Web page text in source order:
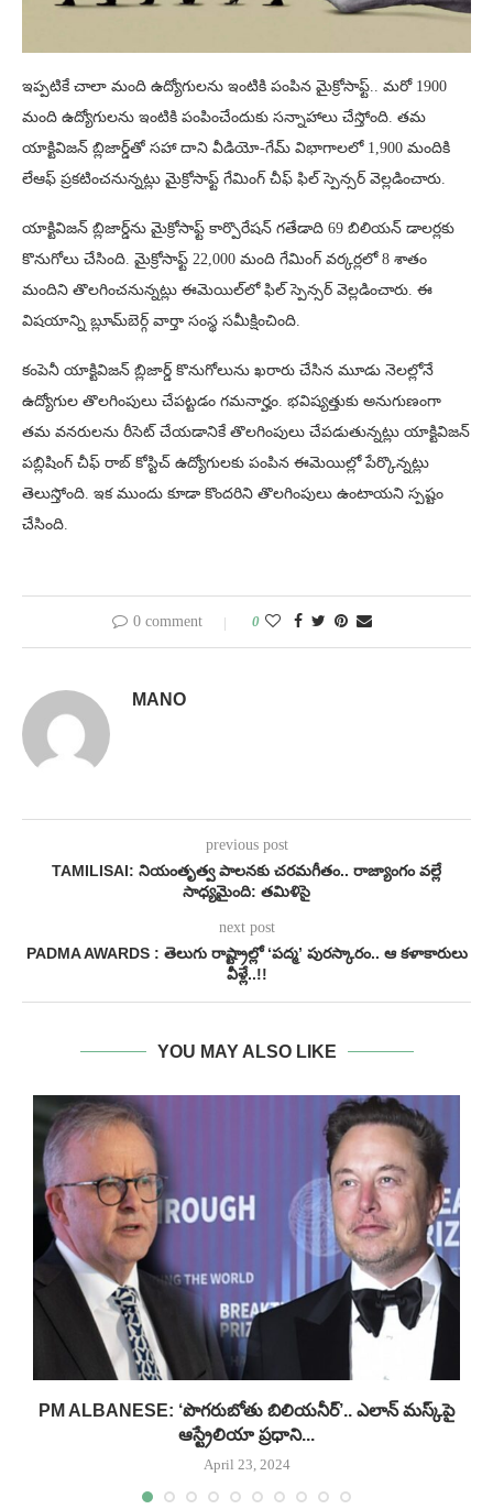
ఇప్పటికే చాలా మంది ఉద్యోగులను ఇంటికి పంపిన మైక్రోసాఫ్ట్.. మరో 1900
మంది ఉద్యోగులను ఇంటికి పంపించేందుకు సన్నాహాలు చేస్తోంది. తమ
యాక్టివిజన్ బ్లిజార్డ్‌తో సహా దాని వీడియో-గేమ్ విభాగాలలో 1,900 మందికి
లేఆఫ్ ప్రకటించనున్నట్లు మైక్రోసాఫ్ట్ గేమింగ్ చీఫ్ ఫిల్ స్పెన్సర్ వెల్లడించారు.
యాక్టివిజన్ బ్లిజార్డ్‌ను మైక్రోసాఫ్ట్ కార్పొరేషన్ గతేడాది 69 బిలియన్ డాలర్లకు
కొనుగోలు చేసింది. మైక్రోసాఫ్ట్ 22,000 మంది గేమింగ్ వర్కర్లలో 8 శాతం
మందిని తొలగించనున్నట్లు ఈమెయిల్‌లో ఫిల్ స్పెన్సర్ వెల్లడించారు. ఈ
విషయాన్ని బ్లూమ్‌బెర్గ్ వార్తా సంస్థ సమీక్షించింది.
కంపెనీ యాక్టివిజన్ బ్లిజార్డ్ కొనుగోలును ఖరారు చేసిన మూడు నెలల్లోనే
ఉద్యోగుల తొలగింపులు చేపట్టడం గమనార్హం. భవిష్యత్తుకు అనుగుణంగా
తమ వనరులను రీసెట్ చేయడానికే తొలగింపులు చేపడుతున్నట్లు యాక్టివిజన్
పబ్లిషింగ్ చీఫ్ రాబ్ కోస్టిచ్ ఉద్యోగులకు పంపిన ఈమెయిల్లో పేర్కొన్నట్లు
తెలుస్తోంది. ఇక ముందు కూడా కొందరిని తొలగింపులు ఉంటాయని స్పష్టం
చేసింది.
0 comment 0
MANO
previous post
TAMILISAI: నియంతృత్వ పాలనకు చరమగీతం.. రాజ్యాంగం వల్లే
సాధ్యమైంది: తమిళిసై
next post
PADMA AWARDS : తెలుగు రాష్ట్రాల్లో ‘పద్మ’ పురస్కారం.. ఆ కళాకారులు
వీళ్లే..!!
YOU MAY ALSO LIKE
PM ALBANESE: ‘పొగరుబోతు బిలియనీర్’.. ఎలాన్ మస్క్‌పై
ఆస్ట్రేలియా ప్రధాని...
April 23, 2024